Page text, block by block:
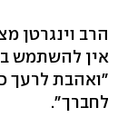
הרב וינגרטן
אין להשתמש
"ואהבת לרעך
לחברך".